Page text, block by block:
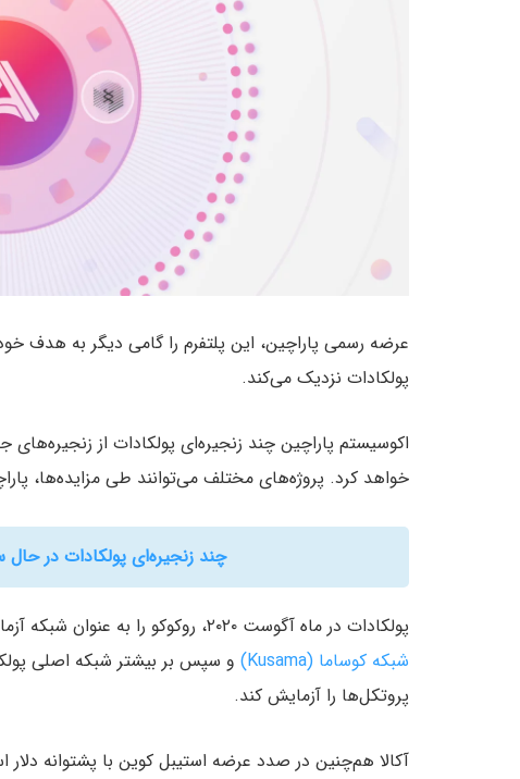
عرضه رسمی پاراچین، این پلتفرم را گامی دیگر به هدف
پولکادات نزدیک می‌کند.
اکوسیستم پاراچین چند زنجیره‌ای پولکادات از
خواهد کرد. پروژه‌های مختلف می‌توانند طی مزایده‌ها،
چند زنجیره‌ای پولکادات در
پولکادات در ماه آگوست ۲۰۲۰، روکوکو را به عنوان شبکه آزمایشی پاراچین عرضه کرد تا قبل از آنکه پروژه‌ها بر بستر
شبکه کوساما (Kusama)
و سپس بر بیشتر شبکه اصلی
پروتکل‌ها را آزمایش کند.
آکالا هم‌چنین در صدد عرضه استیبل کوین با پشتوانه دلار